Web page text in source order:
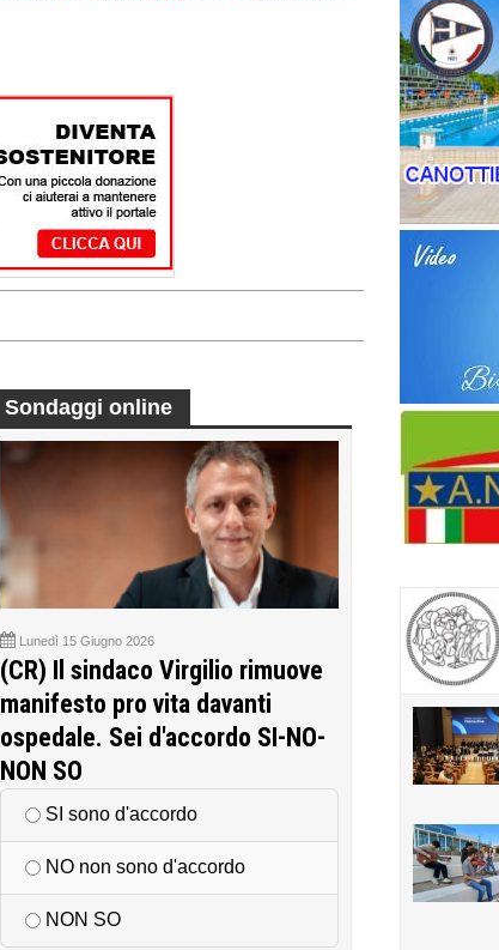
Sondaggi online
Lunedì 15 Giugno 2026
(CR) Il sindaco Virgilio rimuove
manifesto pro vita davanti
ospedale. Sei d'accordo SI-NO-
NON SO
SI sono d'accordo
NO non sono d'accordo
NON SO